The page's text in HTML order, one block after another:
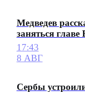
Медведев
заняться
17:43
8 АВГ
Сербы